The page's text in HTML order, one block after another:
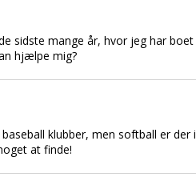
sidste mange år, hvor jeg har
hjælpe mig?
klubber, men softball er der
at finde!